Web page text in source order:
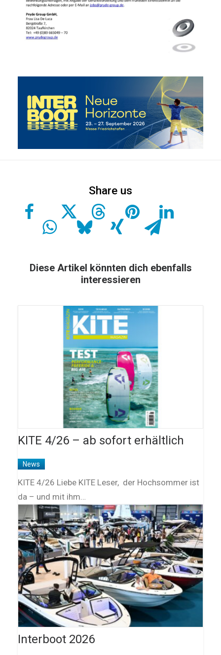
Diese Artikel könnten dich ebenfalls
interessieren
KITE 4/26 – ab sofort erhältlich
News
KITE 4/26 Liebe KITE Leser, der Hochsommer ist
da – und mit ihm…
Interboot 2026